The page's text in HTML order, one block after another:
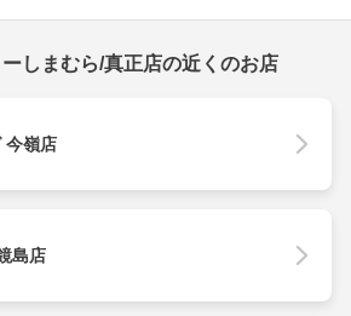
しまむら/真正店の近くのお店
今嶺店
島店